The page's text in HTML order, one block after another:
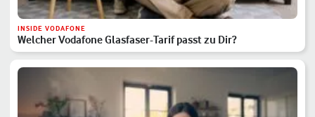
INSIDE VODAFONE
Welcher Vodafone Glasfaser-Tarif passt zu Dir?